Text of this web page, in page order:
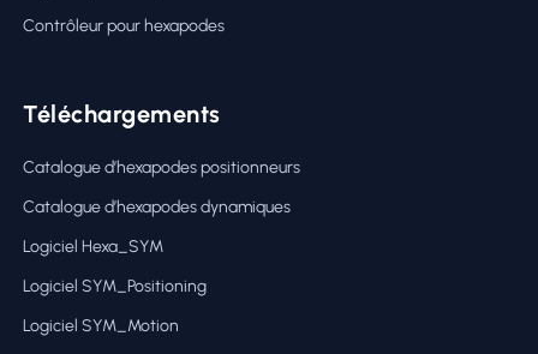
Contrôleur pour hexapodes
Téléchargements
Catalogue d’hexapodes positionneurs
Catalogue d’hexapodes dynamiques
Logiciel Hexa_SYM
Logiciel SYM_Positioning
Logiciel SYM_Motion